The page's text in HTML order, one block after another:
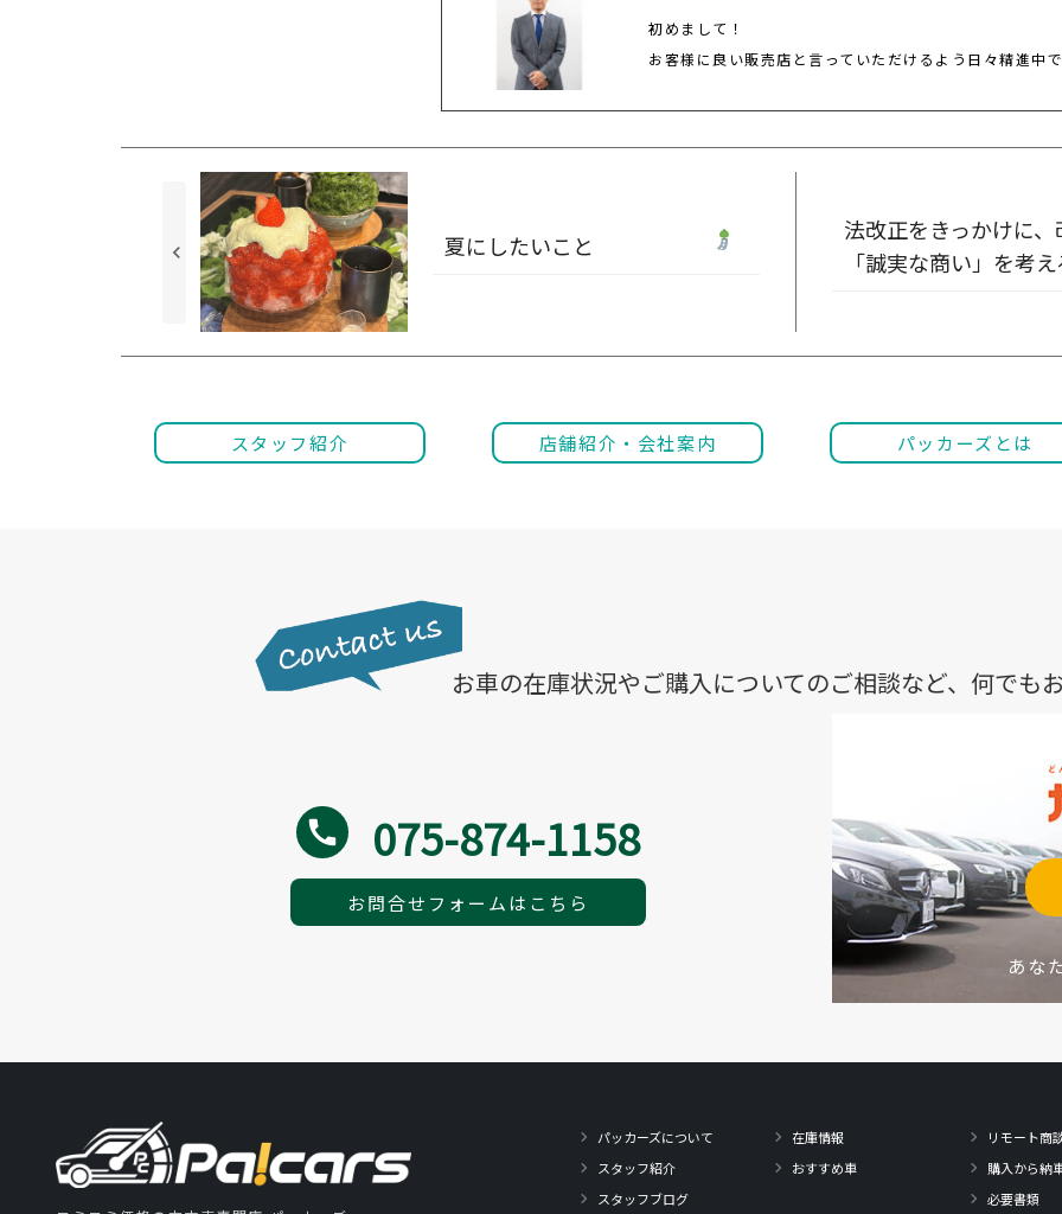
初めまして！
お客様に良い販売店と言っていただけるよう日々精進中
keyboard_arrow_left 夏にしたいこと
法改正をきっかけに
「誠実な商い」を考
スタッフ紹介 店舗紹介・会社案内 パッカーズとは
お車の在庫状況やご購入についてのご相談など、何でも
call 075-874-1158
お問合せフォームはこちら
あな
パッカーズについて
スタッフ紹介
スタッフブログ
在庫情報
おすすめ車
リモート商
購入から納
必要書類